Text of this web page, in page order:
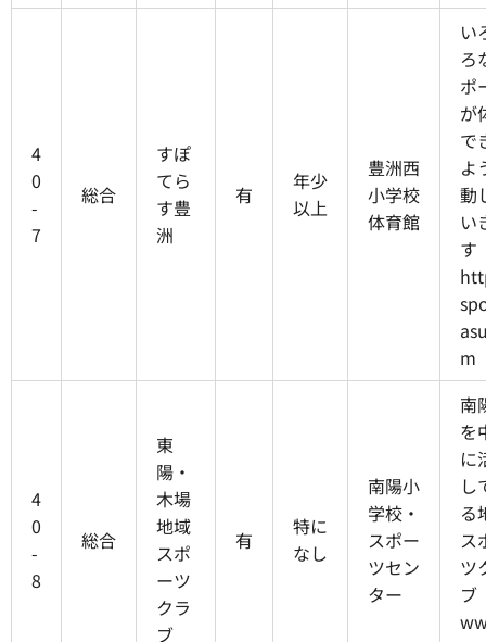
4
0
-
7
総合
すぽ
てら
す豊
洲
有
年少
以上
豊洲西
小学校
体育館
い
ろ
ポ
が
で
よ
動
い
す
m
4
0
-
8
総合
東
陽・
木場
地域
スポ
ーツ
クラ
ブ
有
特に
なし
南陽小
学校・
スポー
ツセン
ター
南
を
に
し
る
ス
ツ
ブ